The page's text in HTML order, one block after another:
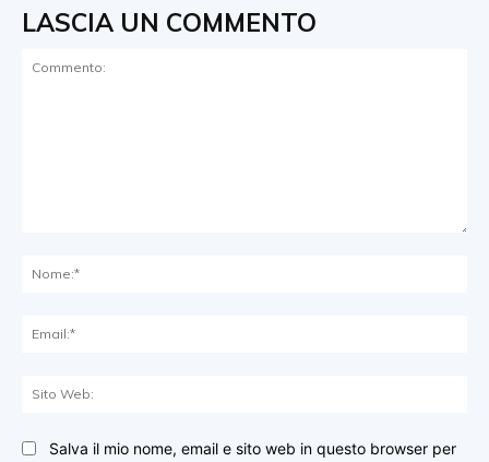
LASCIA UN COMMENTO
Salva il mio nome, email e sito web in questo browser per